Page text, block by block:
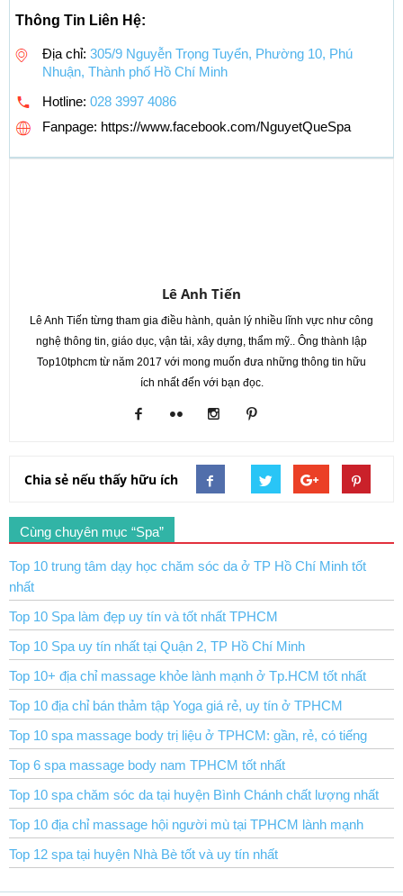
Thông Tin Liên Hệ:
Địa chỉ: 305/9 Nguyễn Trọng Tuyển, Phường 10, Phú
Nhuận, Thành phố Hồ Chí Minh
Hotline: 028 3997 4086
Fanpage: https://www.facebook.com/NguyetQueSpa
Lê Anh Tiến
Lê Anh Tiến từng tham gia điều hành, quản lý nhiều lĩnh vực như công
nghệ thông tin, giáo dục, vận tải, xây dựng, thẩm mỹ.. Ông thành lập
Top10tphcm từ năm 2017 với mong muốn đưa những thông tin hữu
ích nhất đến với bạn đọc.
Chia sẻ nếu thấy hữu ích
Cùng chuyên mục “Spa”
Top 10 trung tâm dạy học chăm sóc da ở TP Hồ Chí Minh tốt
nhất
Top 10 Spa làm đẹp uy tín và tốt nhất TPHCM
Top 10 Spa uy tín nhất tại Quận 2, TP Hồ Chí Minh
Top 10+ địa chỉ massage khỏe lành mạnh ở Tp.HCM tốt nhất
Top 10 địa chỉ bán thảm tập Yoga giá rẻ, uy tín ở TPHCM
Top 10 spa massage body trị liệu ở TPHCM: gần, rẻ, có tiếng
Top 6 spa massage body nam TPHCM tốt nhất
Top 10 spa chăm sóc da tại huyện Bình Chánh chất lượng nhất
Top 10 địa chỉ massage hội người mù tại TPHCM lành mạnh
Top 12 spa tại huyện Nhà Bè tốt và uy tín nhất